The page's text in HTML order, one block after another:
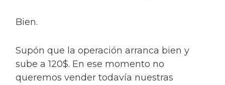
Bien.
Supón que la operación arranca bien y
sube a 120$. En ese momento no
queremos vender todavía nuestras